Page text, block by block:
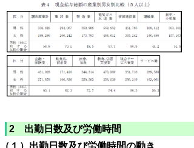
2 出勤日数及び労働時間
（１）出勤日数及び労働時間の動き